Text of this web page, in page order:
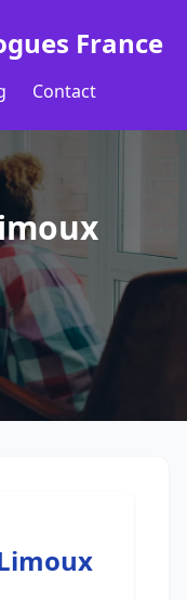
France
Contact